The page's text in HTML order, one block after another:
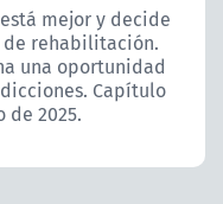
mejor y decide
rehabilitación.
una oportunidad
Capítulo
2025.